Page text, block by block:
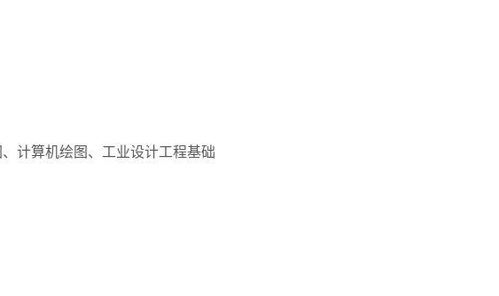
计算机绘图、工业设计工程基础